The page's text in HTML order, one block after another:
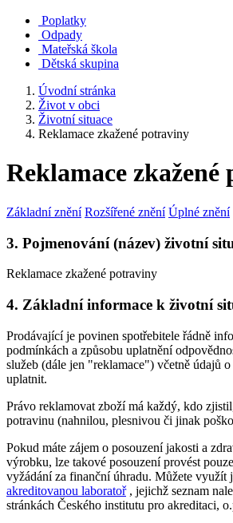
Poplatky
Odpady
Mateřská škola
Dětská skupina
Úvodní stránka
Život v obci
Životní situace
Reklamace zkažené potraviny
Reklamace
Základní znění Rozšířené znění Úplné znění
3. Pojmenování (název) životní
Reklamace zkažené potraviny
4. Základní informace k životní
Prodávající je povinen spotřebitele řádně
podmínkách a způsobu uplatnění
služeb (dále jen "reklamace") včetně údajů
uplatnit.
Právo reklamovat zboží má každý, kdo
potravinu (nahnilou, plesnivou či jinak
Pokud máte zájem o posouzení jakosti a
výrobku, lze takové posouzení provést
vyžádání za finanční úhradu. Můžete využít
akreditovanou laboratoř, jejichž seznam
stránkách Českého institutu pro akreditaci,